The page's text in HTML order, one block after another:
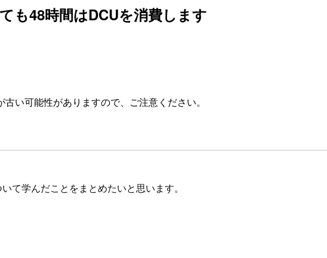
も48時間はDCUを消費します
い可能性がありますので、ご注意ください。
て学んだことをまとめたいと思います。